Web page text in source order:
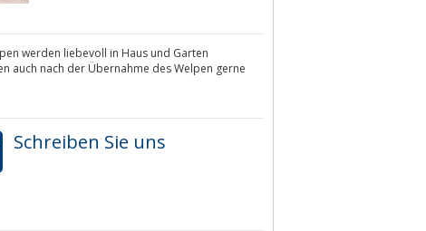
werden liebevoll in Haus und Garten
auch nach der Übernahme des Welpen gerne
Schreiben Sie uns